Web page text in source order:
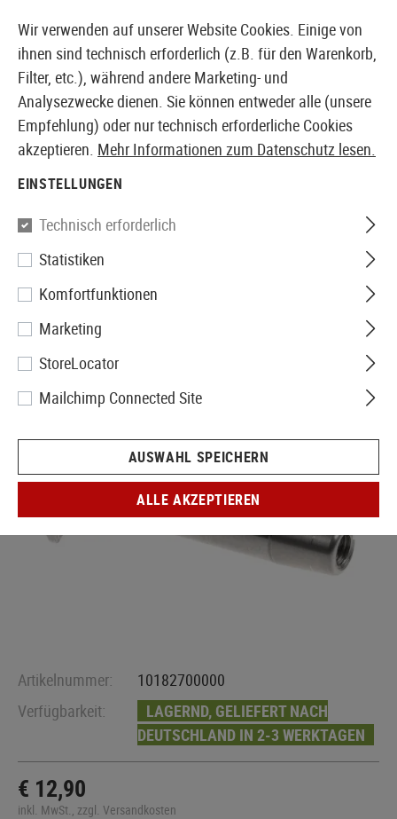
EUROPÄISCHER AIRSOFT SHOP & GROßHÄNDLER
Union Fire
Metal Spring Guide with
Bearing V3
Artikelnummer:
10182700000
Verfügbarkeit:
LAGERND, GELIEFERT NACH
DEUTSCHLAND IN 2-3 WERKTAGEN
€ 12,90
inkl. MwSt., zzgl. Versandkosten
Wir verwenden auf unserer Website Cookies. Einige von
ihnen sind technisch erforderlich (z.B. für den Warenkorb,
Filter, etc.), während andere Marketing- und
Analysezwecke dienen. Sie können entweder alle (unsere
Empfehlung) oder nur technisch erforderliche Cookies
akzeptieren. Mehr Informationen zum Datenschutz lesen.
EINSTELLUNGEN
Technisch erforderlich
Statistiken
Komfortfunktionen
Marketing
StoreLocator
Mailchimp Connected Site
AUSWAHL SPEICHERN
ALLE AKZEPTIEREN